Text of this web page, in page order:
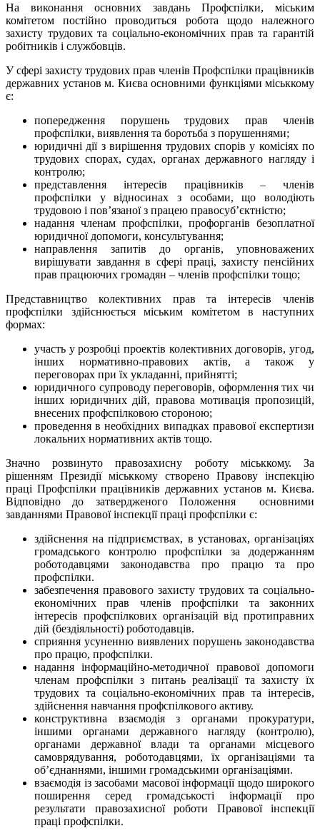
На виконання основних завдань Профспілки, міським
комітетом постійно проводиться робота щодо належного
захисту трудових та соціально-економічних прав та гарантій
робітників і службовців.
У сфері захисту трудових прав членів Профспілки працівників
державних установ м. Києва основними функціями міськкому
є:
попередження порушень трудових прав членів
профспілки, виявлення та боротьба з порушеннями;
юридичні дії з вирішення трудових спорів у комісіях по
трудових спорах, судах, органах державного нагляду і
контролю;
представлення інтересів працівників – членів
профспілки у відносинах з особами, що володіють
трудовою і пов’язаної з працею правосуб’єктністю;
надання членам профспілки, профорганів безоплатної
юридичної допомоги, консультування;
направлення запитів до органів, уповноважених
вирішувати завдання в сфері праці, захисту пенсійних
прав працюючих громадян – членів профспілки тощо;
Представництво колективних прав та інтересів членів
профспілки здійснюється міським комітетом в наступних
формах:
участь у розробці проектів колективних договорів, угод,
інших нормативно-правових актів, а також у
переговорах при їх укладанні, прийнятті;
юридичного супроводу переговорів, оформлення тих чи
інших юридичних дій, правова мотивація пропозицій,
внесених профспілковою стороною;
проведення в необхідних випадках правової експертизи
локальних нормативних актів тощо.
Значно розвинуто правозахисну роботу міськкому. За
рішенням Президії міськкому створено Правову інспекцію
праці Профспілки працівників державних установ м. Києва.
Відповідно до затвердженого Положення основними
завданнями Правової інспекції праці профспілки є:
здійснення на підприємствах, в установах, організаціях
громадського контролю профспілки за додержанням
роботодавцями законодавства про працю та про
профспілки.
забезпечення правового захисту трудових та соціально-
економічних прав членів профспілки та законних
інтересів профспілкових організацій від протиправних
дій (бездіяльності) роботодавців.
сприяння усуненню виявлених порушень законодавства
про працю, профспілки.
надання інформаційно-методичної правової допомоги
членам профспілки з питань реалізації та захисту їх
трудових та соціально-економічних прав та інтересів,
здійснення навчання профспілкового активу.
конструктивна взаємодія з органами прокуратури,
іншими органами державного нагляду (контролю),
органами державної влади та органами місцевого
самоврядування, роботодавцями, їх організаціями та
об’єднаннями, іншими громадськими організаціями.
взаємодія із засобами масової інформації щодо широкого
поширення серед громадськості інформації про
результати правозахисної роботи Правової інспекції
праці профспілки.